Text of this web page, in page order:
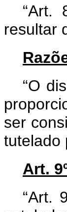
“Art.
resultar
“O
ser
tutelado
Art.
“Art.